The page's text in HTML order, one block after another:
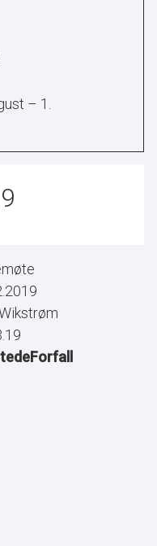
– 1.
Forfall